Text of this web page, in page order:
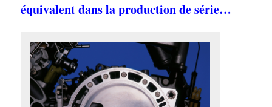
équivalent dans la production de série…